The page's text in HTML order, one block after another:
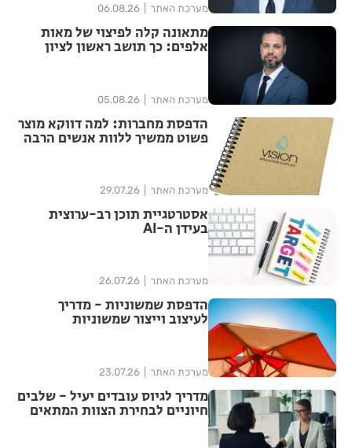
מערכת האתר 06.08.26
מתאונה קלה לפיצוי של מאות
אלפים: כך תושב ראשון לציון
מערכת האתר 05.08.26
הדפסת מחברות: למה דווקא מוצר
פשוט ממשיך ללוות אנשים הרבה
מערכת האתר 29.07.26
אסטרטגיית תוכן רב-ערוצית
בעידן ה-AI
מערכת האתר 26.07.26
הדפסת שמשוניות - מדריך
לעיצוב וייצור שמשוניות
מערכת האתר 23.07.26
מדריך לגיוס עובדים יעיל - שלבים
חיוניים לבחירת הצוות המתאים